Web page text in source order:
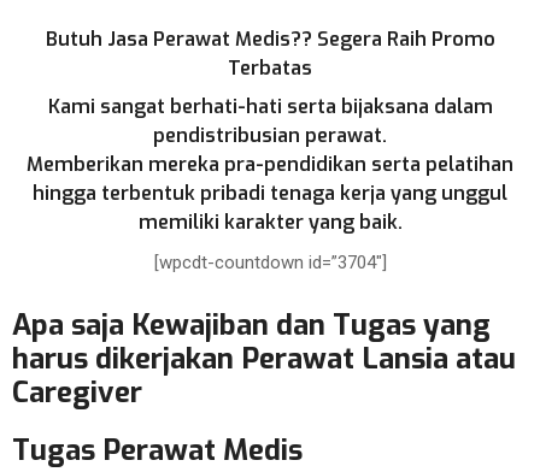
Butuh Jasa Perawat Medis?? Segera Raih Promo
Terbatas
Kami sangat berhati-hati serta bijaksana dalam
pendistribusian perawat.
Memberikan mereka pra-pendidikan serta pelatihan
hingga terbentuk pribadi tenaga kerja yang unggul
memiliki karakter yang baik.
[wpcdt-countdown id=”3704″]
Apa saja Kewajiban dan Tugas yang
harus dikerjakan Perawat Lansia atau
Caregiver
Tugas Perawat Medis